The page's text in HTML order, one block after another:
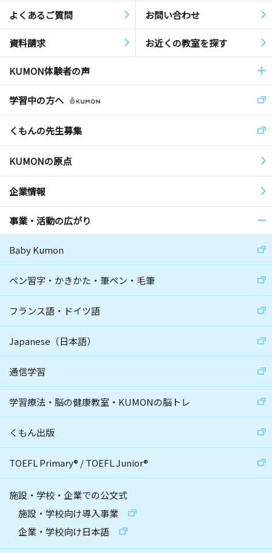
よくあるご質問 お問い合わせ
資料請求 お近くの教室を探す
KUMON体験者の声
学習中の方へ
くもんの先生募集
KUMONの原点
企業情報
事業・活動の広がり
Baby Kumon
ペン習字・かきかた・筆ペン・毛筆
フランス語・ドイツ語
Japanese（日本語）
通信学習
学習療法・脳の健康教室・KUMONの脳トレ
くもん出版
TOEFL Primary® /TOEFL Junior®
施設・学校・企業での公文式
施設・学校向け導入事業
企業・学校向け日本語